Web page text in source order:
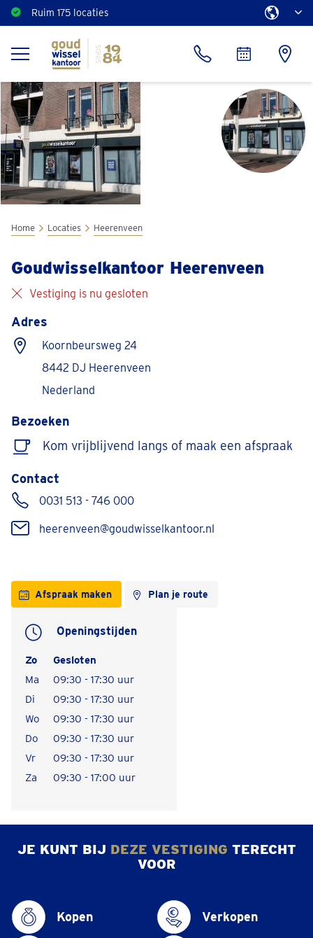
Ruim 175 locaties
Home Locaties Heerenveen
Goudwisselkantoor Heerenveen
Vestiging is nu gesloten
Adres
Koornbeursweg 24
8442 DJ Heerenveen
Nederland
Bezoeken
Kom vrijblijvend langs of maak een afspraak
Contact
0031 513 - 746 000
heerenveen@goudwisselkantoor.nl
Afspraak maken Plan je route
Openingstijden
Zo
Gesloten
Ma
09:30 - 17:30 uur
Di
09:30 - 17:30 uur
Wo
09:30 - 17:30 uur
Do
09:30 - 17:30 uur
Vr
09:30 - 17:30 uur
Za
09:30 - 17:00 uur
JE KUNT BIJ DEZE VESTIGING TERECHT
VOOR
Kopen Verkopen